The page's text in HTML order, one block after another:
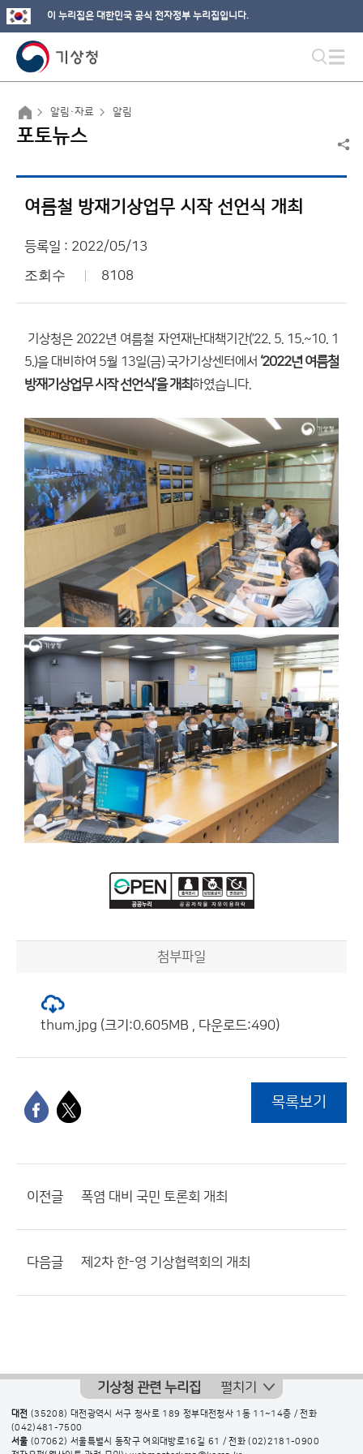
이 누리집은 대한민국 공식 전자정부 누리집입니다.
알림·자료 알림
포토뉴스
여름철 방재기상업무 시작 선언식 개최
등록일 : 2022/05/13
조회수 8108
기상청은 2022년 여름철 자연재난대책기간(’22. 5. 15.~10. 1
5.)을 대비하여 5월 13일(금) 국가기상센터에서 ‘2022년 여름철
방재기상업무 시작 선언식’을 개최하였습니다.
첨부파일
thum.jpg (크기:0.605MB , 다운로드:490)
목록보기
이전글 폭염 대비 국민 토론회 개최
다음글 제2차 한-영 기상협력회의 개최
기상청 관련 누리집 펼치기
대전 (35208) 대전광역시 서구 청사로 189 정부대전청사 1동 11~14층 / 전화
(042)481-7500
서울 (07062) 서울특별시 동작구 여의대방로16길 61 / 전화(02)2181-0900